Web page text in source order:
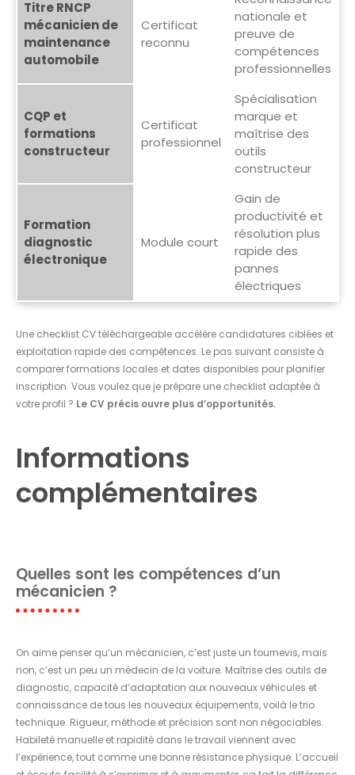
Titre RNCP
mécanicien de
maintenance
automobile
Certificat
reconnu
nationale et
preuve de
compétences
professionnelles
CQP et
formations
constructeur
Certificat
professionnel
Spécialisation
marque et
maîtrise des
outils
constructeur
Formation
diagnostic
électronique
Module court
Gain de
productivité et
résolution plus
rapide des
pannes
électriques
Une checklist CV téléchargeable accélère candidatures ciblées et
exploitation rapide des compétences. Le pas suivant consiste à
comparer formations locales et dates disponibles pour planifier
inscription. Vous voulez que je prépare une checklist adaptée à
votre profil ? Le CV précis ouvre plus d’opportunités.
Informations
complémentaires
Quelles sont les compétences d’un
mécanicien ?
On aime penser qu’un mécanicien, c’est juste un tournevis, mais
non, c’est un peu un médecin de la voiture. Maîtrise des outils de
diagnostic, capacité d’adaptation aux nouveaux véhicules et
connaissance de tous les nouveaux équipements, voilà le trio
technique. Rigueur, méthode et précision sont non négociables.
Habileté manuelle et rapidité dans le travail viennent avec
l’expérience, tout comme une bonne résistance physique. L’accueil